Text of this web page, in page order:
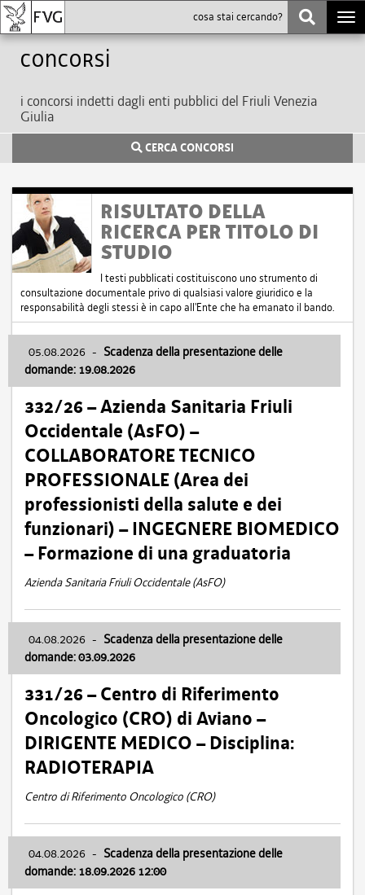
Concorsi
i concorsi indetti dagli enti pubblici del Friuli Venezia
Giulia
CERCA CONCORSI
RISULTATO DELLA
RICERCA PER TITOLO DI
STUDIO
I testi pubblicati costituiscono uno strumento di
consultazione documentale privo di qualsiasi valore giuridico e la
responsabilità degli stessi è in capo all'Ente che ha emanato il bando.
05.08.2026 - Scadenza della presentazione delle
domande: 19.08.2026
332/26 – Azienda Sanitaria Friuli
Occidentale (AsFO) –
COLLABORATORE TECNICO
PROFESSIONALE (Area dei
professionisti della salute e dei
funzionari) – INGEGNERE BIOMEDICO
– Formazione di una graduatoria
Azienda Sanitaria Friuli Occidentale (AsFO)
04.08.2026 - Scadenza della presentazione delle
domande: 03.09.2026
331/26 – Centro di Riferimento
Oncologico (CRO) di Aviano –
DIRIGENTE MEDICO – Disciplina:
RADIOTERAPIA
Centro di Riferimento Oncologico (CRO)
04.08.2026 - Scadenza della presentazione delle
domande: 18.09.2026 12:00